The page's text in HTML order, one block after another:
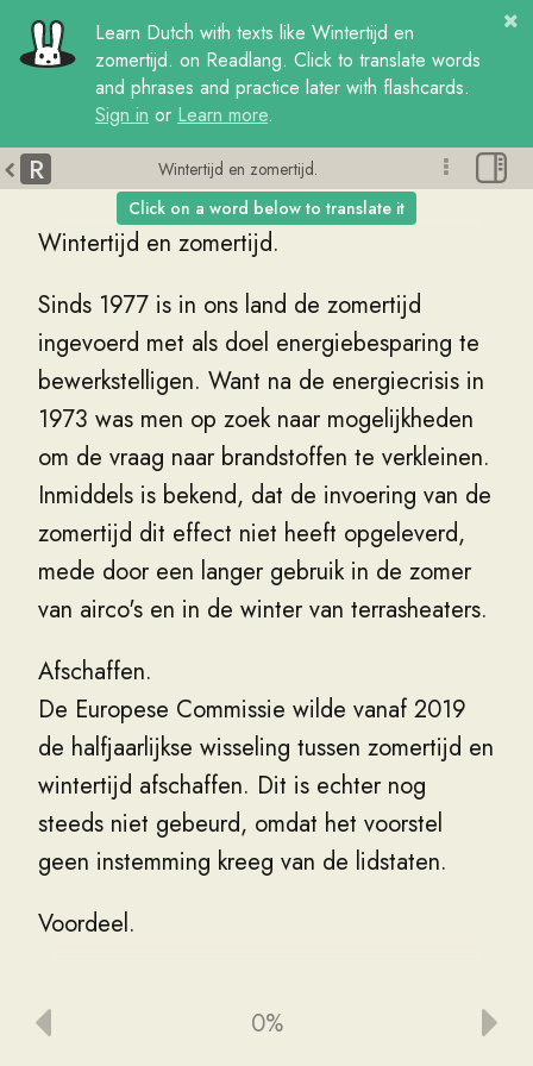
Learn Dutch with texts like Wintertijd en
zomertijd. on Readlang. Click to translate words
and phrases and practice later with flashcards.
Sign in or Learn more.
R
Wintertijd en zomertijd.
Click on a word below to translate it
Wintertijd en zomertijd.
Sinds 1977 is in ons land de zomertijd
ingevoerd met als doel energiebesparing te
bewerkstelligen. Want na de energiecrisis in
1973 was men op zoek naar mogelijkheden
om de vraag naar brandstoffen te verkleinen.
Inmiddels is bekend, dat de invoering van de
zomertijd dit effect niet heeft opgeleverd,
mede door een langer gebruik in de zomer
van airco's en in de winter van terrasheaters.
Afschaffen.
De Europese Commissie wilde vanaf 2019
de halfjaarlijkse wisseling tussen zomertijd en
wintertijd afschaffen. Dit is echter nog
steeds niet gebeurd, omdat het voorstel
geen instemming kreeg van de lidstaten.
Voordeel.
meer
zomeravonden.
Ook
zomertijd beter
0%